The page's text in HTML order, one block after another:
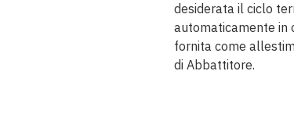
desiderata il ciclo
automaticamente in
fornita come
di Abbattitore.